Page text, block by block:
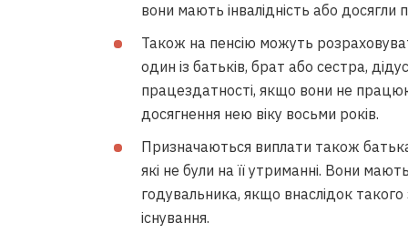
вони мають інвалідність або досягли
Також на пенсію можуть
один із батьків, брат або сестра,
працездатності, якщо вони не
досягнення нею віку восьми років.
Призначаються виплати також
які не були на її утриманні. Вони
годувальника, якщо внаслідок
існування.